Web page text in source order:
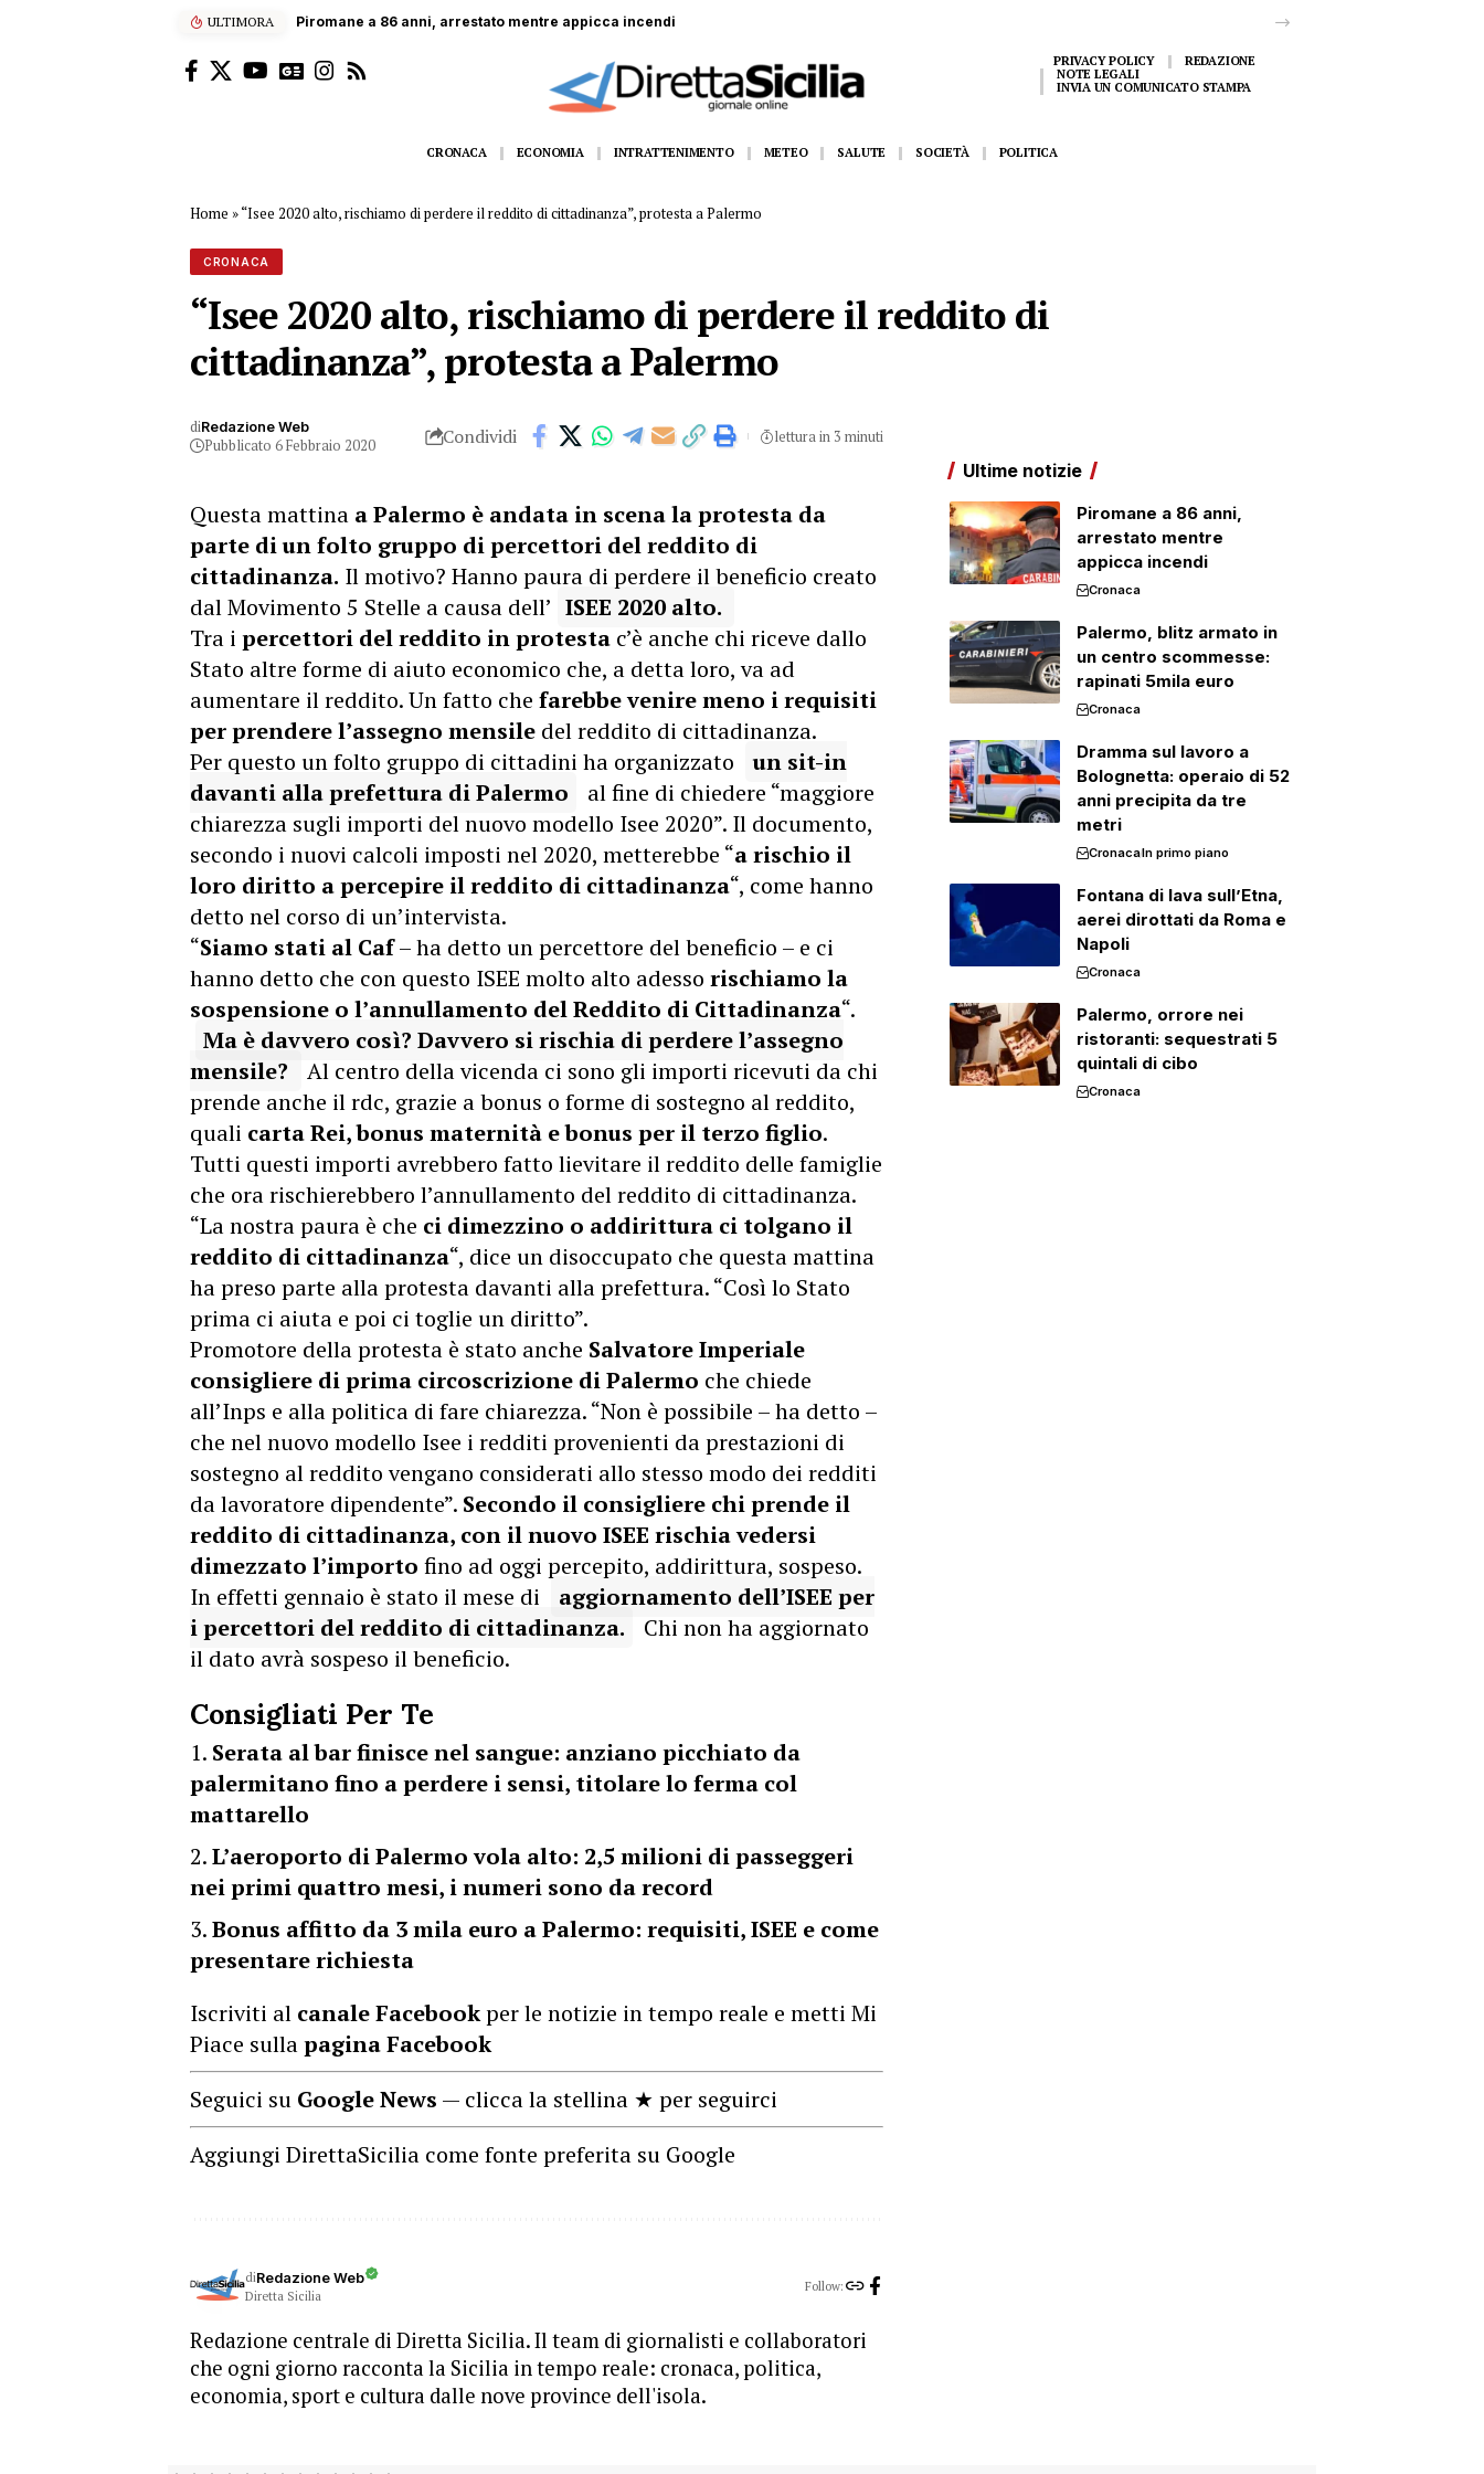
ULTIMORA Piromane a 86 anni, arrestato mentre appicca incendi
PRIVACY POLICY
REDAZIONE
NOTE LEGALI
INVIA UN COMUNICATO STAMPA
CRONACA ECONOMIA INTRATTENIMENTO METEO SALUTE SOCIETÀ POLITICA
Home »“Isee 2020 alto, rischiamo di perdere il reddito di cittadinanza”, protesta a Palermo
CRONACA
“Isee 2020 alto, rischiamo di perdere il reddito di
cittadinanza”, protesta a Palermo
diRedazione Web
Pubblicato 6 Febbraio 2020 Condividi lettura in 3 minuti
Questa mattina a Palermo è andata in scena la protesta da
parte di un folto gruppo di percettori del reddito di
cittadinanza. Il motivo? Hanno paura di perdere il beneficio creato
dal Movimento 5 Stelle a causa dell’ ISEE 2020 alto.
Tra i percettori del reddito in protesta c’è anche chi riceve dallo
Stato altre forme di aiuto economico che, a detta loro, va ad
aumentare il reddito. Un fatto che farebbe venire meno i requisiti
per prendere l’assegno mensile del reddito di cittadinanza.
Per questo un folto gruppo di cittadini ha organizzato
un sit-in
davanti alla prefettura di Palermo
al fine di chiedere “maggiore
chiarezza sugli importi del nuovo modello Isee 2020”. Il documento,
secondo i nuovi calcoli imposti nel 2020, metterebbe “a rischio il
loro diritto a percepire il reddito di cittadinanza“, come hanno
detto nel corso di un’intervista.
“Siamo stati al Caf– ha detto un percettore del beneficio – e ci
hanno detto che con questo ISEE molto alto adesso rischiamo la
sospensione o l’annullamento del Reddito di Cittadinanza“.
Ma è davvero così? Davvero si rischia di perdere l’assegno
mensile?
Al centro della vicenda ci sono gli importi ricevuti da chi
prende anche il rdc, grazie a bonus o forme di sostegno al reddito,
quali carta Rei, bonus maternità e bonus per il terzo figlio.
Tutti questi importi avrebbero fatto lievitare il reddito delle famiglie
che ora rischierebbero l’annullamento del reddito di cittadinanza.
“La nostra paura è che ci dimezzino o addirittura ci tolgano il
reddito di cittadinanza“, dice un disoccupato che questa mattina
ha preso parte alla protesta davanti alla prefettura. “Così lo Stato
prima ci aiuta e poi ci toglie un diritto”.
Promotore della protesta è stato anche Salvatore Imperiale
consigliere di prima circoscrizione di Palermo che chiede
all’Inps e alla politica di fare chiarezza. “Non è possibile – ha detto –
che nel nuovo modello Isee i redditi provenienti da prestazioni di
sostegno al reddito vengano considerati allo stesso modo dei redditi
da lavoratore dipendente”. Secondo il consigliere chi prende il
reddito di cittadinanza, con il nuovo ISEE rischia vedersi
dimezzato l’importo fino ad oggi percepito, addirittura, sospeso.
In effetti gennaio è stato il mese di
aggiornamento dell’ISEE per
i percettori del reddito di cittadinanza.
Chi non ha aggiornato
il dato avrà sospeso il beneficio.
Consigliati Per Te
Serata al bar finisce nel sangue: anziano picchiato da
palermitano fino a perdere i sensi, titolare lo ferma col
mattarello
L’aeroporto di Palermo vola alto: 2,5 milioni di passeggeri
nei primi quattro mesi, i numeri sono da record
Bonus affitto da 3 mila euro a Palermo: requisiti, ISEE e come
presentare richiesta
Iscriviti al canale Facebookper le notizie in tempo reale e metti Mi
Piace sullapagina Facebook
Seguici su Google News — clicca la stellina ★ per seguirci
Aggiungi DirettaSicilia come fonte preferita su Google
diRedazione Web
Diretta Sicilia
Follow:
Redazione centrale di Diretta Sicilia. Il team di giornalisti e collaboratori
che ogni giorno racconta la Sicilia in tempo reale: cronaca, politica,
economia, sport e cultura dalle nove province dell'isola.
Ultime notizie
Piromane a 86 anni,
arrestato mentre
appicca incendi
Cronaca
Palermo, blitz armato in
un centro scommesse:
rapinati 5mila euro
Cronaca
Dramma sul lavoro a
Bolognetta: operaio di 52
anni precipita da tre
metri
CronacaIn primo piano
Fontana di lava sull’Etna,
aerei dirottati da Roma e
Napoli
Cronaca
Palermo, orrore nei
ristoranti: sequestrati 5
quintali di cibo
Cronaca